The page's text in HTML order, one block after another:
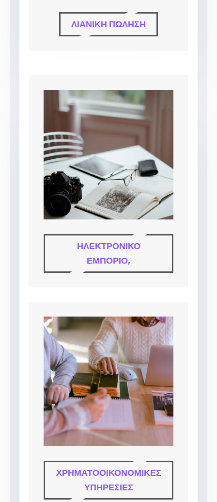
ΛΙΑΝΙΚΉ ΠΏΛΗΣΗ
ΗΛΕΚΤΡΟΝΙΚΌ
ΕΜΠΌΡΙΟ,
ΧΡΗΜΑΤΟΟΙΚΟΝΟΜΙΚΈΣ
ΥΠΗΡΕΣΊΕΣ